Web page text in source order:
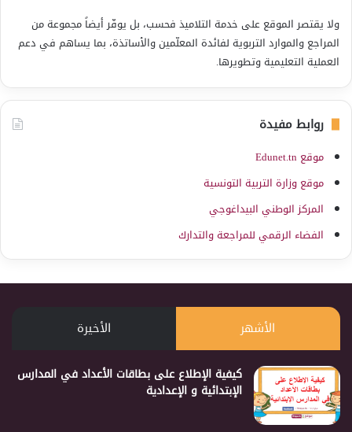
ولا يقتصر الموقع على خدمة التلاميذ فحسب، بل يوفّر أيضاً مجموعة من
المراجع والموارد التربوية لفائدة المعلّمين والأساتذة، بما يساهم في دعم
العملية التعليمية وتطويرها.
روابط مفيدة
موقع Edunet.tn
موقع وزارة التربية التونسية
المركز الوطني البيداغوجي
الفضاء الرقمي للمراجعة والتدارك
الأشهر الأخيرة
كيفية الإطلاع على بطاقات الأعداد في المدارس
الإبتدائية و الإعدادية